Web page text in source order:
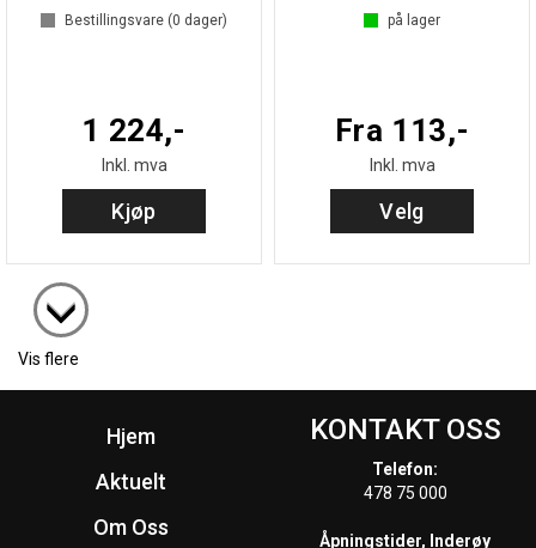
Bestillingsvare (0 dager)
1 224,-
Inkl. mva
Kjøp
på lager
Fra 113,-
Inkl. mva
Velg
Vis flere
Hjem
Aktuelt
Om Oss
KONTAKT OSS
Telefon:
478 75 000
Åpningstider, Inderøy